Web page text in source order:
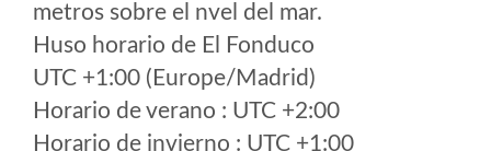
metros sobre el nvel del mar.
Huso horario de El Fonduco
UTC +1:00 (Europe/Madrid)
Horario de verano : UTC +2:00
Horario de invierno : UTC +1:00